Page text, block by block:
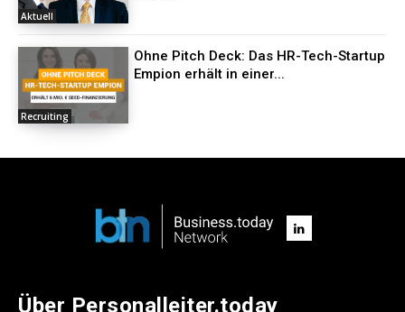
Aktuell
Recruiting
Ohne Pitch Deck: Das HR-Tech-Startup
Empion erhält in einer...
Über Personalleiter.today